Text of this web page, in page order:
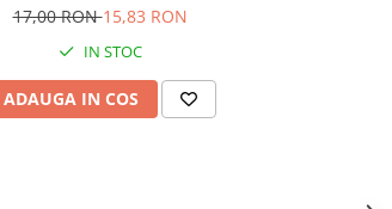
17,00 RON15,83 RON
IN STOC
ADAUGA IN COS